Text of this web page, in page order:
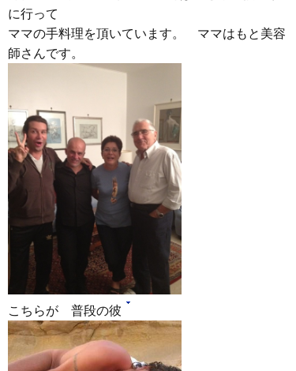
に行って
ママの手料理を頂いています。 ママはもと美容
師さんです。
こちらが 普段の彼